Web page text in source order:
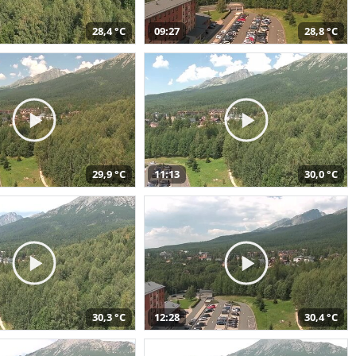
28,4 °C 09:27 28,8 °C
29,9 °C 11:13 30,0 °C
30,3 °C 12:28 30,4 °C